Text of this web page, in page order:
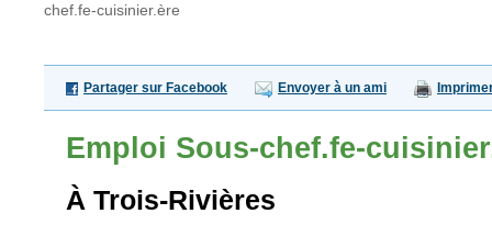
chef.fe-cuisinier.ère
Partager sur Facebook Envoyer à un ami
Emploi Sous-chef.fe-
À Trois-Rivières